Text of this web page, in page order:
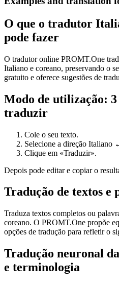
O que o tradutor
pode fazer
O tradutor online PROMT.One
Italiano e coreano, preservando o
gratuito e oferece sugestões de
Modo de utilização: 3
traduzir
Cole o seu texto.
Selecione a direção Italiano
Clique em «Traduzir».
Depois pode editar e copiar o
Tradução de textos e
Traduza textos completos ou
coreano. O PROMT.One propõe
opções de tradução para refletir o
Tradução neuronal
e terminologia